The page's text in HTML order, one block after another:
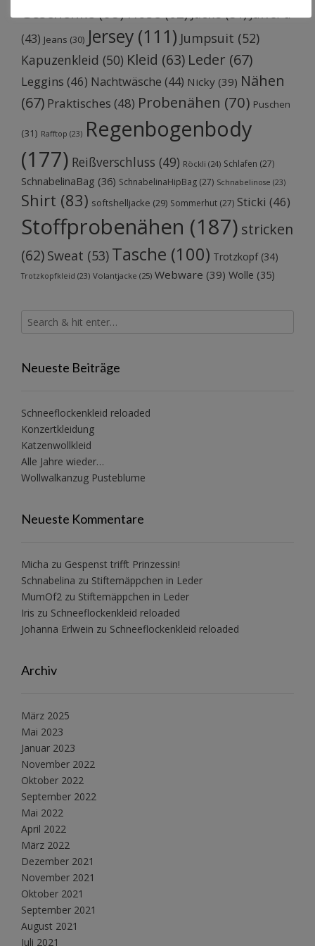
Geschenke(68)Hose(62)Jacke(51)JaWePu
(43) Jeans (30) Jersey (111) Jumpsuit (52)
Kapuzenkleid (50) Kleid (63) Leder (67)
Leggins (46) Nachtwäsche (44) Nicky (39) Nähen
(67) Praktisches (48) Probenähen (70) Puschen
(31) Rafftop (23) Regenbogenbody
(177) Reißverschluss (49) Röckli (24) Schlafen (27)
SchnabelinaBag (36) SchnabelinaHipBag (27) Schnabelinose (23)
Shirt (83) softshelljacke (29) Sommerhut (27) Sticki (46)
Stoffprobenähen (187) stricken
(62) Sweat (53) Tasche (100) Trotzkopf(34)
Trotzkopfkleid (23) Volantjacke (25) Webware (39) Wolle (35)
Neueste Beiträge
Schneeflockenkleid reloaded
Konzertkleidung
Katzenwollkleid
Alle Jahre wieder…
Wollwalkanzug Pusteblume
Neueste Kommentare
Micha zu Gespenst trifft Prinzessin!
Schnabelina zu Stiftemäppchen in Leder
MumOf2 zu Stiftemäppchen in Leder
Iris zu Schneeflockenkleid reloaded
Johanna Erlwein zu Schneeflockenkleid reloaded
Archiv
März 2025
Mai 2023
Januar 2023
November 2022
Oktober 2022
September 2022
Mai 2022
April 2022
März 2022
Dezember 2021
November 2021
Oktober 2021
September 2021
August 2021
Juli 2021